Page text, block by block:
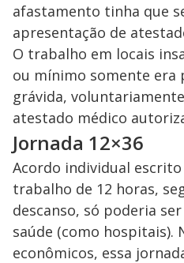
afastamento tinha que
apresentação de
O trabalho em locais
ou mínimo somente era
grávida,
atestado médico
Jornada 12×36
Acordo individual
trabalho de 12 horas,
descanso, só poderia
saúde (como hospitais).
econômicos, essa